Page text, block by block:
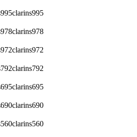
clarins995
clarins978
clarins972
clarins792
clarins695
clarins690
clarins560